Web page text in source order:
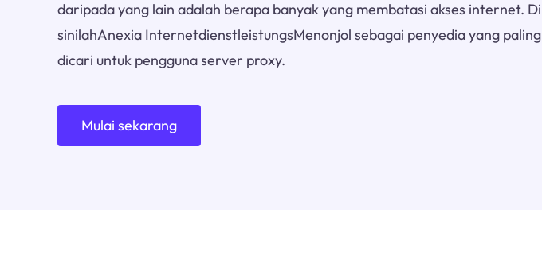
daripada yang lain adalah berapa banyak yang membatasi akses internet. Di
sinilahAnexia InternetdienstleistungsMenonjol sebagai penyedia yang paling
dicari untuk pengguna server proxy.
Mulai sekarang